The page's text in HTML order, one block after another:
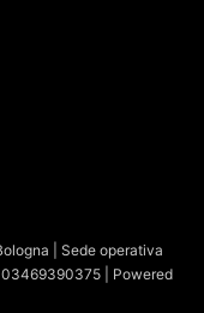
| Sede operativa
03469390375 | Powered